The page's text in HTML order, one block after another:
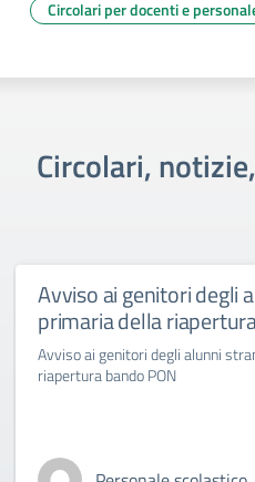
Circolari per docenti e
Circolari,
Avviso ai genitori degli
primaria della
Avviso ai genitori degli alunni
riapertura bando PON